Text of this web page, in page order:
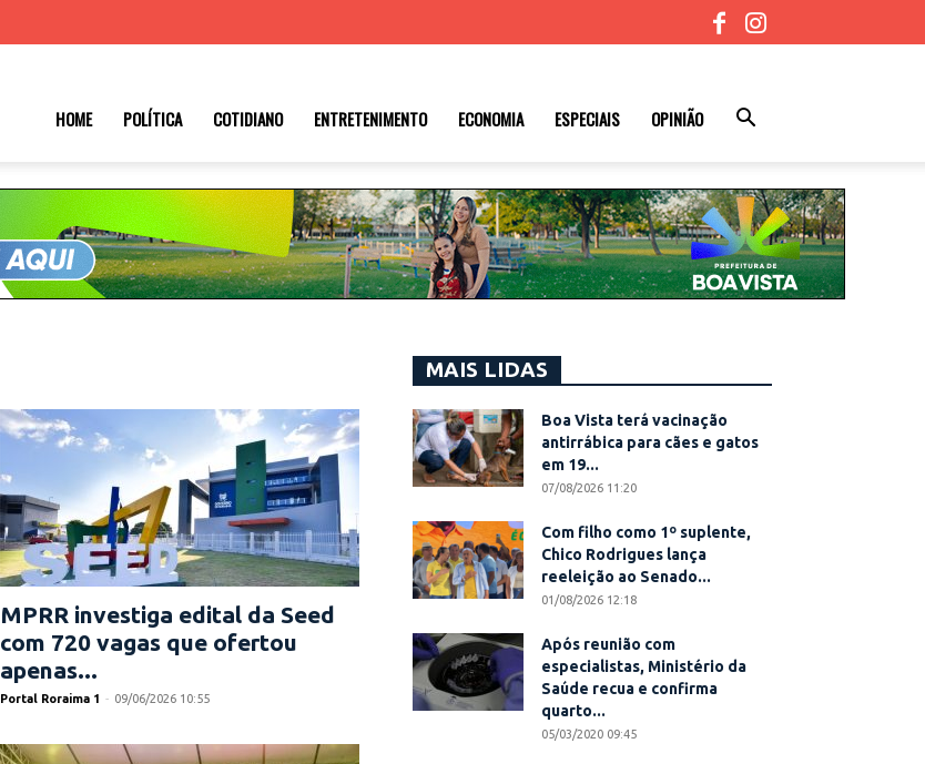
HOME POLÍTICA COTIDIANO ENTRETENIMENTO ECONOMIA ESPECIAIS OPINIÃO
MPRR investiga edital da Seed
com 720 vagas que ofertou
apenas...
Portal Roraima 1 - 09/06/2026 10:55
MAIS LIDAS
Boa Vista terá vacinação
antirrábica para cães e gatos
em 19...
07/08/2026 11:20
Com filho como 1º suplente,
Chico Rodrigues lança
reeleição ao Senado...
01/08/2026 12:18
Após reunião com
especialistas, Ministério da
Saúde recua e confirma
quarto...
05/03/2020 09:45